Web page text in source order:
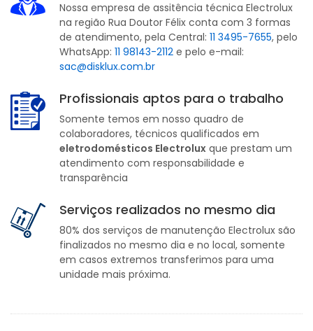
Nossa empresa de assitência técnica Electrolux
na região Rua Doutor Félix conta com 3 formas
de atendimento, pela Central: 11 3495-7655, pelo
WhatsApp: 11 98143-2112 e pelo e-mail:
sac@disklux.com.br
Profissionais aptos para o trabalho
Somente temos em nosso quadro de
colaboradores, técnicos qualificados em
eletrodomésticos Electrolux que prestam um
atendimento com responsabilidade e
transparência
Serviços realizados no mesmo dia
80% dos serviços de manutenção Electrolux são
finalizados no mesmo dia e no local, somente
em casos extremos transferimos para uma
unidade mais próxima.